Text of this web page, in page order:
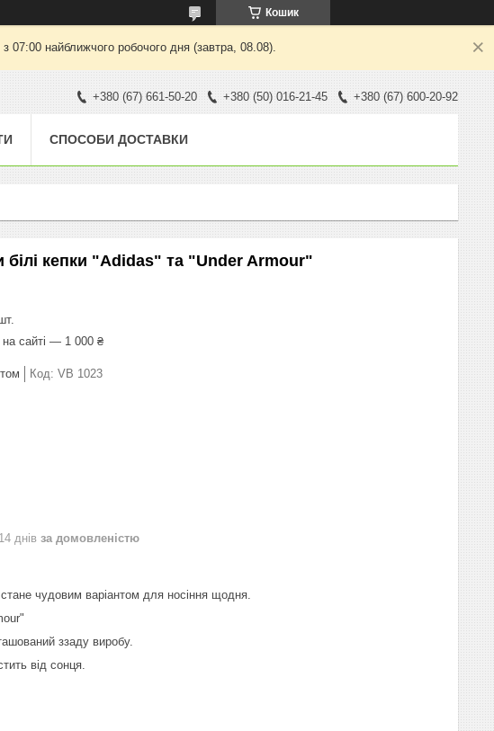
Кошик
07:00 найближчого робочого дня (завтра, 08.08).
+380 (67) 661-50-20 +380 (50) 016-21-45 +380 (67) 600-20-92
СПОСОБИ ДОСТАВКИ
кепки "Adidas" та "Under Armour"
сайті — 1 000 ₴
Код: VB 1023
днів за домовленістю
чудовим варіантом для носіння щодня.
ззаду виробу.
від сонця.